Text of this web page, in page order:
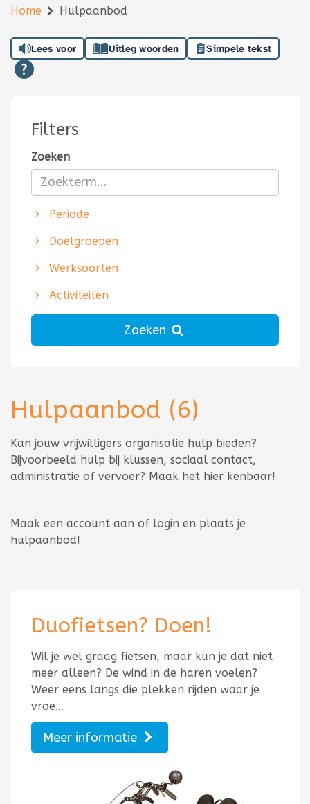
Home Hulpaanbod
Lees voor Uitleg woorden Simpele tekst
Filters
Zoeken
Periode
Doelgroepen
Werksoorten
Activiteiten
Zoeken
Hulpaanbod (6)
Totaal aantal 6
Kan jouw vrijwilligers organisatie hulp bieden?
Bijvoorbeeld hulp bij klussen, sociaal contact,
administratie of vervoer? Maak het hier kenbaar!
Maak een account aan of login en plaats je
hulpaanbod!
Duofietsen? Doen!
Wil je wel graag fietsen, maar kun je dat niet
meer alleen? De wind in de haren voelen?
Weer eens langs die plekken rijden waar je
vroe…
Meer informatie